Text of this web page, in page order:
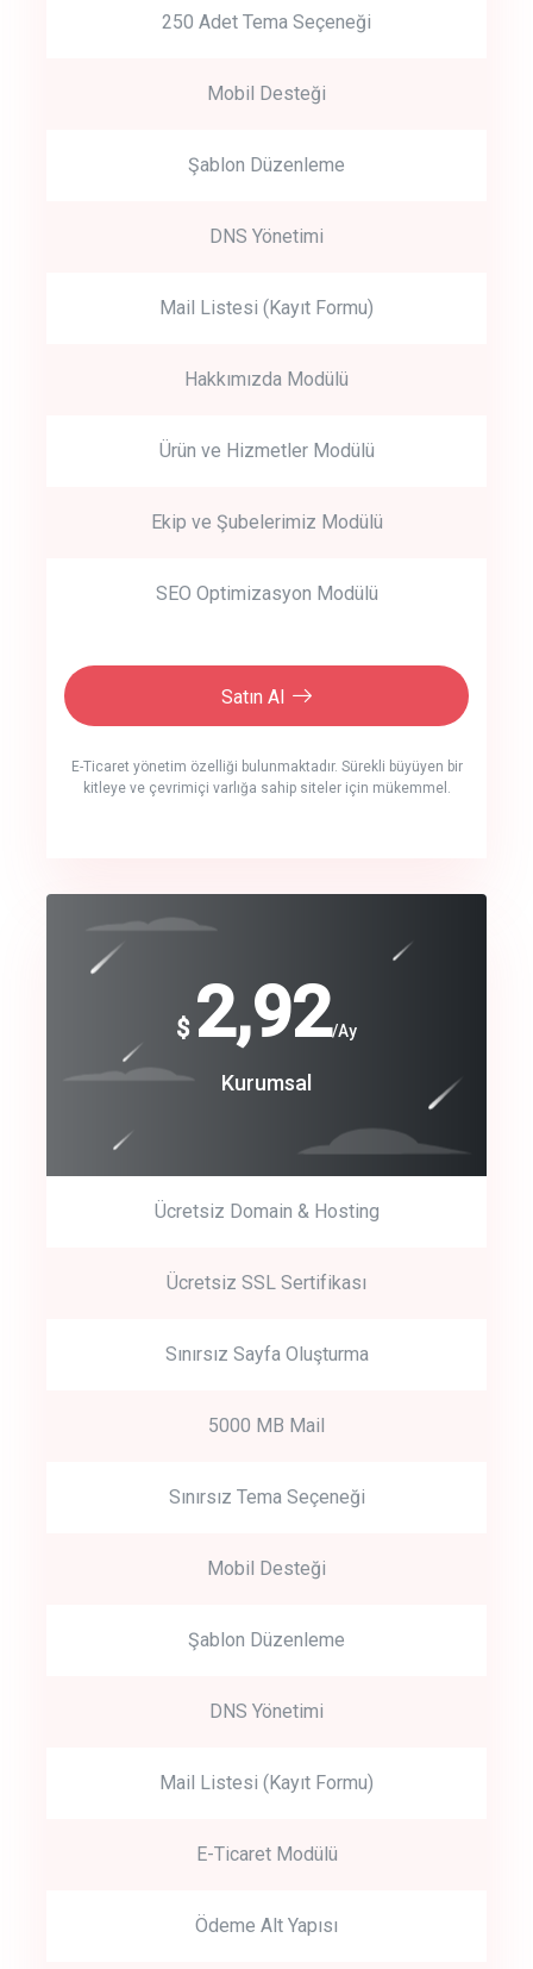
250 Adet Tema Seçeneği
Mobil Desteği
Şablon Düzenleme
DNS Yönetimi
Mail Listesi (Kayıt Formu)
Hakkımızda Modülü
Ürün ve Hizmetler Modülü
Ekip ve Şubelerimiz Modülü
SEO Optimizasyon Modülü
Satın Al
E-Ticaret yönetim özelliği bulunmaktadır. Sürekli büyüyen bir
kitleye ve çevrimiçi varlığa sahip siteler için mükemmel.
crm auto cync
track energy costs
Get Started
Start by trying our service for 30 days free trial no credit card
$ 2,92/Ay
Kurumsal
Ücretsiz Domain & Hosting
Ücretsiz SSL Sertifikası
Sınırsız Sayfa Oluşturma
5000 MB Mail
Sınırsız Tema Seçeneği
Mobil Desteği
Şablon Düzenleme
DNS Yönetimi
Mail Listesi (Kayıt Formu)
E-Ticaret Modülü
Ödeme Alt Yapısı
$
240
Coroprate